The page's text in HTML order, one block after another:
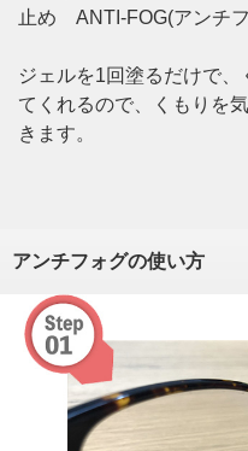
止め ANTI-FOG(アンチフ
ジェルを1回塗るだけで
てくれるので、くもりを
きます。
アンチフォグの使い方